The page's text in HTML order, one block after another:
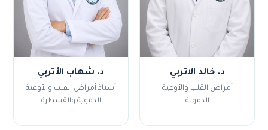
د. خالد الاتربي
أمراض القلب والأوعية
الدموية
د. شهاب الأتربي
أستاذ أمراض القلب والأوعية
الدموية والقسطرة